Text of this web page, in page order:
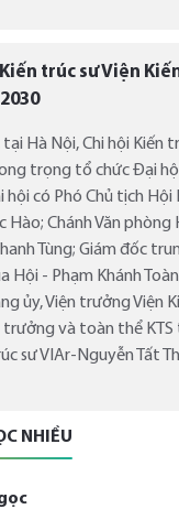
trúc sư Viện
Hà Nội, Chi hội Kiến
trọng tổ chức Đại
hội có Phó Chủ tịch Hội
Hào; Chánh Văn phòng
Tùng; Giám đốc
Hội - Phạm Khánh
ủy, Viện trưởng Viện
trưởng và toàn thể KTS
sư VIAr-Nguyễn Tất
NHIỀU